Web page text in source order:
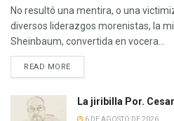
No resultó una mentira, o una
diversos liderazgos morenistas, la
Sheinbaum, convertida en vocera...
READ MORE
La jiribilla Por.
6 DE AGOSTO DE 2026